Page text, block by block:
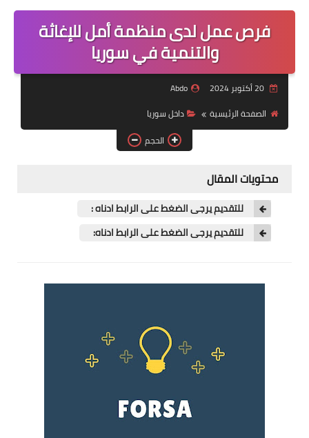
القائمة
مناقصات
فرص عمل داخل سوريا
فرص عمل في العراق
فرص عمل في اليمن
دورات تدريبية
فرص عمل لدى منظمة أمل للإغاثة
والتنمية في سوريا
20 أكتوبر 2024
Abdo
الصفحة الرئيسية
داخل سوريا
الحجم
محتويات المقال
للتقديم يرجى الضغط على الرابط ادناه :
للتقديم يرجى الضغط على الرابط ادناه: